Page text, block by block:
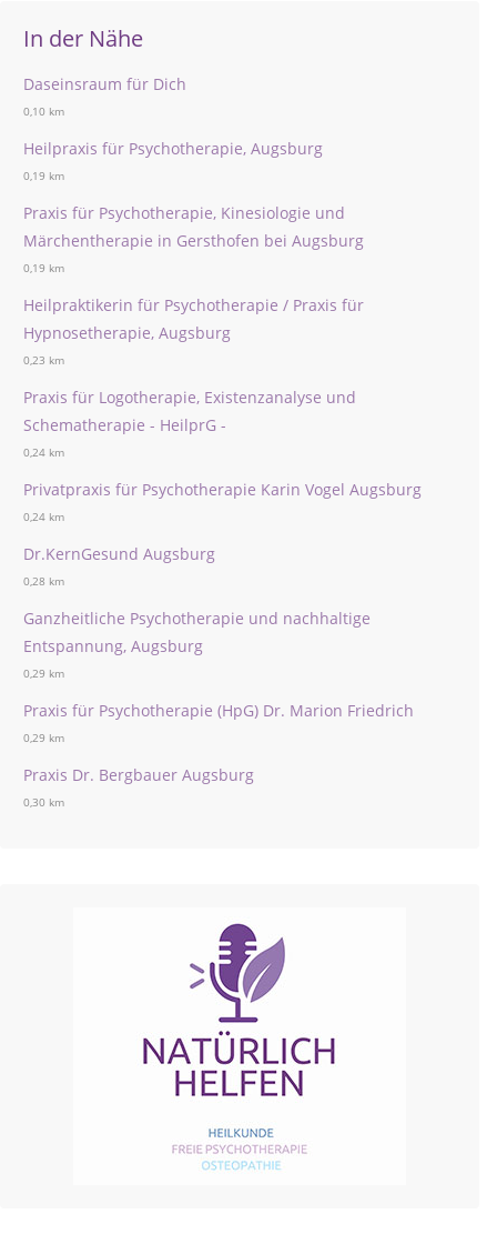
In der Nähe
Daseinsraum für Dich
0,10 km
Heilpraxis für Psychotherapie, Augsburg
0,19 km
Praxis für Psychotherapie, Kinesiologie und
Märchentherapie in Gersthofen bei Augsburg
0,19 km
Heilpraktikerin für Psychotherapie / Praxis für
Hypnosetherapie, Augsburg
0,23 km
Praxis für Logotherapie, Existenzanalyse und
Schematherapie - HeilprG -
0,24 km
Privatpraxis für Psychotherapie Karin Vogel Augsburg
0,24 km
Dr.KernGesund Augsburg
0,28 km
Ganzheitliche Psychotherapie und nachhaltige
Entspannung, Augsburg
0,29 km
Praxis für Psychotherapie (HpG) Dr. Marion Friedrich
0,29 km
Praxis Dr. Bergbauer Augsburg
0,30 km